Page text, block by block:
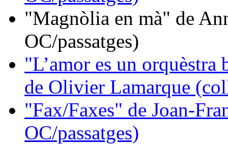
"Magnòlia en mà" de
OC/passatges)
"L’amor es un orquèstra
de Olivier Lamarque
"Fax/Faxes" de Joan-
OC/passatges)